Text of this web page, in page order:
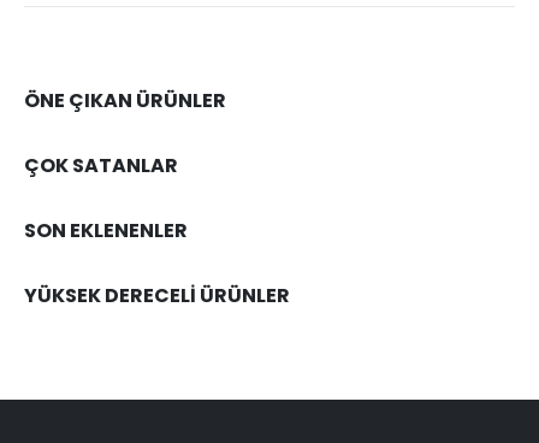
ÖNE ÇIKAN ÜRÜNLER
ÇOK SATANLAR
SON EKLENENLER
YÜKSEK DERECELİ ÜRÜNLER